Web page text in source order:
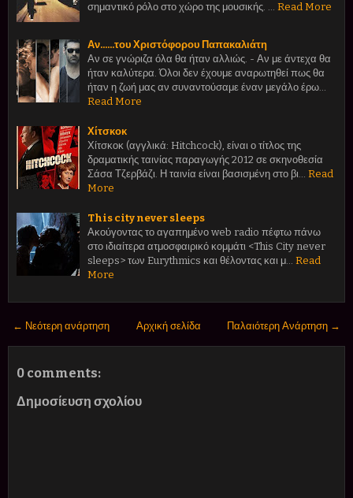
σημαντικό ρόλο στο χώρο της μουσικής. … Read More
Αν......του Χριστόφορου Παπακαλιάτη
Αν σε γνώριζα όλα θα ήταν αλλιώς. - Αν με άντεχα θα
ήταν καλύτερα. Όλοι δεν έχουμε αναρωτηθεί πως θα
ήταν η ζωή μας αν συναντούσαμε έναν μεγάλο έρω…
Read More
Χίτσκοκ
Χίτσκοκ (αγγλικά: Hitchcock), είναι ο τίτλος της
δραματικής ταινίας παραγωγής 2012 σε σκηνοθεσία
Σάσα Τζερβάζι. Η ταινία είναι βασισμένη στο βι… Read
More
This city never sleeps
Ακούγοντας το αγαπημένο web radio πέφτω πάνω
στο ιδιαίτερα ατμοσφαιρικό κομμάτι <This City never
sleeps> των Eurythmics και θέλοντας και μ… Read
More
← Νεότερη ανάρτηση Παλαιότερη Ανάρτηση →
Αρχική σελίδα
0 comments:
Δημοσίευση σχολίου